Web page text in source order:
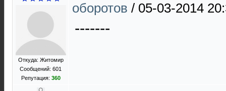
Откуда: Житомир
Сообщений: 601
Репутация: 360
оборотов / 05-03-2014
-------